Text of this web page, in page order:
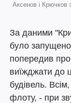
Аксенов і Крючков
За даними
було запущено
попередив
виїжджати до
будівель.
флоту, - при